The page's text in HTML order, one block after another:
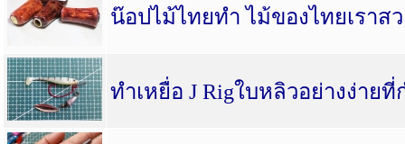
น๊อปไม้ไทยทำ ไม้ของไทยเรา
ทำเหยื่อ J Rigใบหลิวอย่างง่าย